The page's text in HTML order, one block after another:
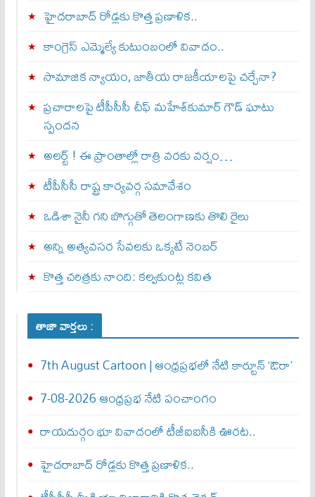
హైదరాబాద్ రోడ్లకు కొత్త ప్రణాళిక..
కాంగ్రెస్ ఎమ్మెల్యే కుటుంబంలో వివాదం..
సామాజిక న్యాయం, జాతీయ రాజకీయాలపై చర్చేనా?
ప్రచారాలపై టీపీసీసీ చీఫ్ మహేశ్‌కుమార్ గౌడ్ ఘాటు
స్పందన
అల‌ర్ట్ ! ఈ ప్రాంతాల్లో రాత్రి వరకు వర్షం…
టీపీసీసీ రాష్ట్ర కార్యవర్గ సమావేశం
ఒడిశా నైనీ గని బొగ్గుతో తెలంగాణకు తొలి రైలు
అన్ని అత్యవసర సేవలకు ఒక్క‌టే నెంబ‌ర్‌
కొత్త చరిత్రకు నాంది: క‌ల్వ‌కుంట్ల కవిత
తాజా వార్తలు :
7th August Cartoon | ఆంధ్రప్రభలో నేటి కార్టూన్ ‘ఔరా’
7-08-2026 ఆంధ్రప్రభ నేటి పంచాంగం
రాయదుర్గం భూ వివాదంలో టీజీఐఐసీకి ఊరట..
హైదరాబాద్ రోడ్లకు కొత్త ప్రణాళిక..